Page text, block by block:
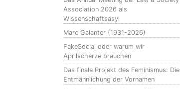
Association 2026 als
Wissenschaftsasyl
Marc Galanter (1931-2026)
FakeSocial oder warum wir
Aprilscherze brauchen
Das finale Projekt des Feminismus: Die
Entmännlichung der Vornamen